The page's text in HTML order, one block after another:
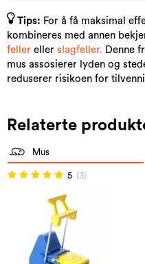
Tips: For å få maksimal
kombineres med annen
feller eller slagfeller. Denne
mus assosierer lyden og
reduserer risikoen for
Relaterte
Mus
5 (3)